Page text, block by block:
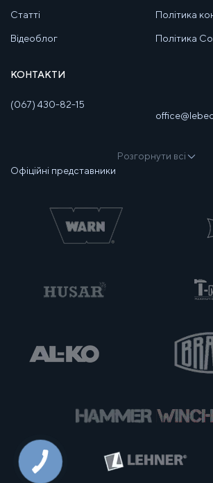
Статті
Відеоблог
Політика
Політика
КОНТАКТИ
(067) 430-82-15
Розгорнути всі
Офіційні представники